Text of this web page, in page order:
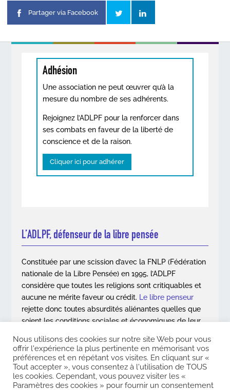
Partager via Facebook
Adhésion
Une association ne peut œuvrer qu’à la
mesure du nombre de ses adhérents.
Rejoignez l’ADLPF pour la renforcer dans
ses combats en faveur de la liberté de
conscience et de la raison.
Cliquer ici pour adhérer
L’ADLPF, défenseur de la libre pensée
Constituée par une scission d’avec la FNLP (Fédération
nationale de la Libre Pensée) en 1995, l’ADLPF
considère que toutes les religions sont critiquables et
aucune ne mérite faveur ou crédit. Le libre penseur
rejette donc toutes absurdités aliénantes quelles que
soient les conditions sociales et économiques de leur
En savoir plus
Nous utilisons des cookies sur notre site Web pour vous
offrir l'expérience la plus pertinente en mémorisant vos
préférences et en répétant vos visites. En cliquant sur «
Tout accepter », vous consentez à l'utilisation de TOUS
les cookies. Cependant, vous pouvez visiter les «
Paramètres des cookies » pour fournir un consentement